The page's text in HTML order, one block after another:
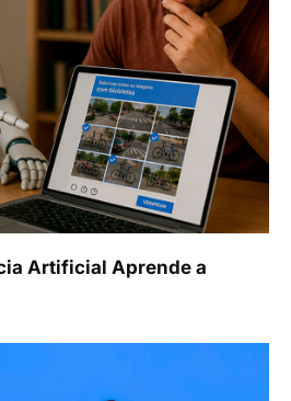
Artificial Aprende a